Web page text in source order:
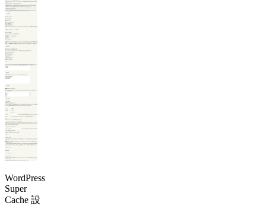
WordPress
Super
Cache 設